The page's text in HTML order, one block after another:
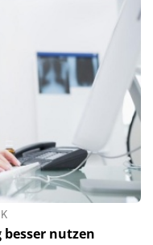
nutzen